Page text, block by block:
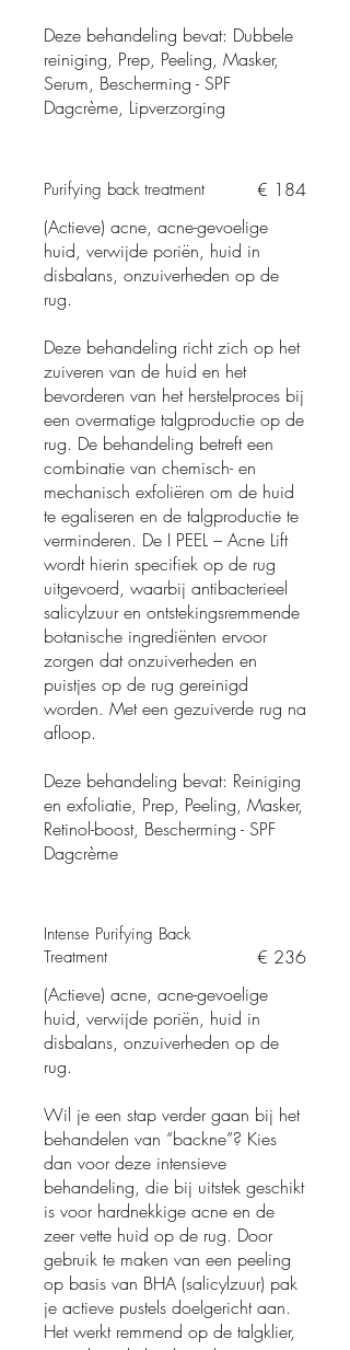
Deze behandeling bevat: Dubbele
reiniging, Prep, Peeling, Masker,
Serum, Bescherming - SPF
Dagcrème, Lipverzorging
Purifying back treatment
(Actieve) acne, acne-gevoelige
huid, verwijde poriën, huid in
disbalans, onzuiverheden op de
rug.
Deze behandeling richt zich op het
zuiveren van de huid en het
bevorderen van het herstelproces bij
een overmatige talgproductie op de
rug. De behandeling betreft een
combinatie van chemisch- en
mechanisch exfoliëren om de huid
te egaliseren en de talgproductie te
verminderen. De I PEEL – Acne Lift
wordt hierin specifiek op de rug
uitgevoerd, waarbij antibacterieel
salicylzuur en ontstekingsremmende
botanische ingrediënten ervoor
zorgen dat onzuiverheden en
puistjes op de rug gereinigd
worden. Met een gezuiverde rug na
afloop.
Deze behandeling bevat: Reiniging
en exfoliatie, Prep, Peeling, Masker,
Retinol-boost, Bescherming - SPF
Dagcrème
€ 184
Intense Purifying Back
Treatment
(Actieve) acne, acne-gevoelige
huid, verwijde poriën, huid in
disbalans, onzuiverheden op de
rug.
Wil je een stap verder gaan bij het
behandelen van “backne”? Kies
dan voor deze intensieve
behandeling, die bij uitstek geschikt
is voor hardnekkige acne en de
zeer vette huid op de rug. Door
gebruik te maken van een peeling
op basis van BHA (salicylzuur) pak
je actieve pustels doelgericht aan.
Het werkt remmend op de talgklier,
€ 236